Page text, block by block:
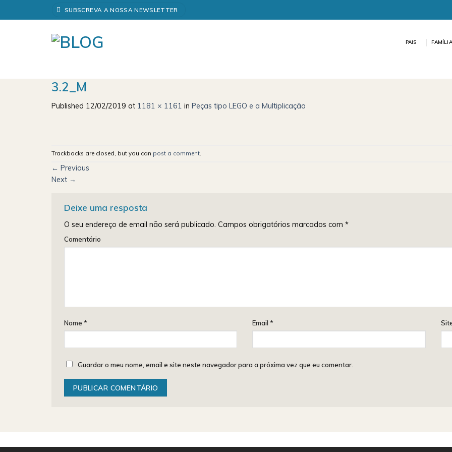
SUBSCREVA A NOSSA NEWSLETTER
PAIS
3.2_M
Published 12/02/2019 at 1181 × 1161 in Peças tipo LEGO e a Multiplicação
Trackbacks are closed, but you can post a comment.
← Previous
Next →
Deixe uma resposta
O seu endereço de email não será publicado. Campos obrigatórios marcados com *
Comentário
Nome * Email *
Guardar o meu nome, email e site neste navegador para a próxima vez que eu comentar.